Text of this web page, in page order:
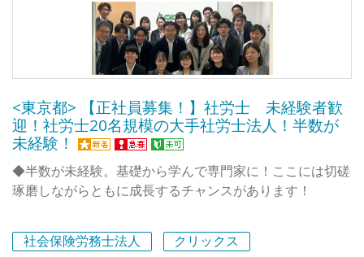
そのため当事務所では「日本一生産性の高い社労士事務
所」を目指し、社労士法人の成果とメンバーの働きやすさ
を両立した事務所を目指しています。
＜フルリモートワーク（在宅勤務）＞
当社はフルリモート（在宅勤務）です。
＜フレックスタイム制度（中抜け可能）＞
コアタイムを除いたフレキシブルタイムであれば、ご自身
す。
<東京都> 【正社員募集！】社労士 未経験者歓
迎！社労士20名規模の大手社労士法人！半数が
未経験！
◆半数が未経験。基礎から学んで専門家に！ここには切磋
琢磨しながらともに成長するチャンスがあります！
◆未経験の方には、先輩がOJTで社会保険手続きや給与計
算の基礎から丁寧に教えます。気軽に先輩に相談しながら
社会保険労務士法人
クリックス